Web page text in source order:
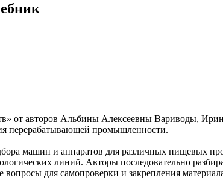
от авторов Альбины Алексеевны Вариводы,
перерабатывающей промышленности.
машин и аппаратов для различных пищевых
линий. Авторы последовательно
для самопроверки и закрепления